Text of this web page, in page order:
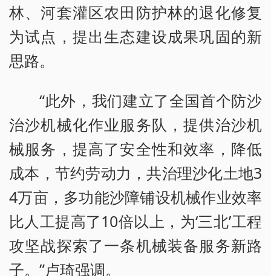
林、河套灌区农田防护林的退化修复
为试点，提出生态建设成果巩固的新
思路。
“此外，我们建立了全国首个防沙
治沙机械化作业服务队，提供治沙机
械服务，提高了安全性和效率，降低
成本，节约劳动力，共治理沙化土地3
4万亩，多功能沙障铺设机械作业效率
比人工提高了10倍以上，为‘三北’工程
攻坚战探索了一条机械装备服务新路
子。”卢琦强调。